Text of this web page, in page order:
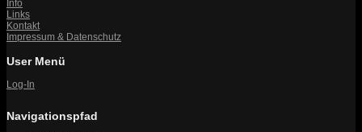
Info
Links
Kontakt
Impressum & Datenschutz
User Menü
Log-In
Navigationspfad